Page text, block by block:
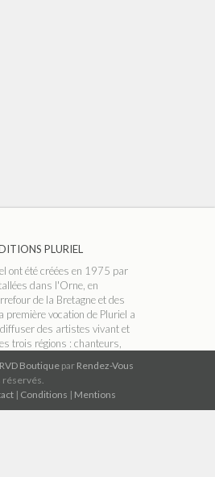
PLURIEL
ont été créées en 1975 par
dans l'Orne, en
de la Bretagne et des
première vocation de Pluriel a
des artistes vivant et
trois régions : chanteurs,
etc. Dans les années 90,
le catalogue s'est élargi aux
et aux bandes playback
RVD Boutique par Rendez-Vous
réservés.
| Conditions | Mentions